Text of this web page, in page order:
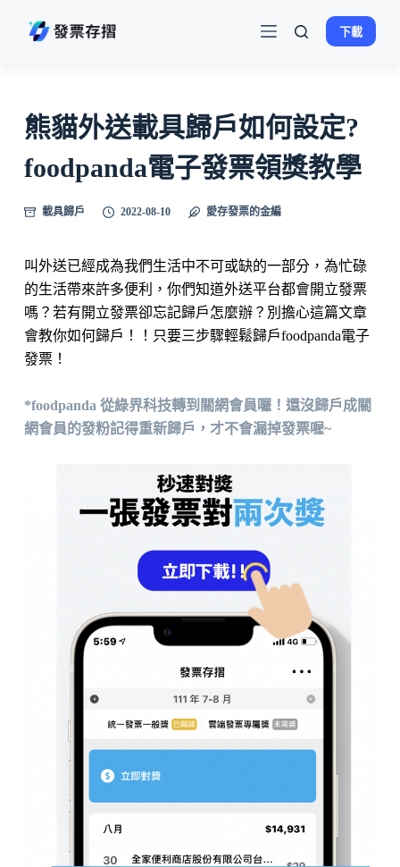
跳
內
容
下載
熊貓外送載具歸戶如何設定?
foodpanda電子發票領獎教學
載具歸戶 2022-08-10 愛存發票的金編
叫外送已經成為我們生活中不可或缺的一部分，為忙碌
的生活帶來許多便利，你們知道外送平台都會開立發票
嗎？若有開立發票卻忘記歸戶怎麼辦？別擔心這篇文章
會教你如何歸戶！！只要三步驟輕鬆歸戶foodpanda電子
發票！
*foodpanda 從綠界科技轉到關網會員囉！還沒歸戶成關
網會員的發粉記得重新歸戶，才不會漏掉發票喔~